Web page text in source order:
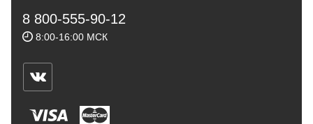
Геннадьевич
ИНН 590300057023 ОГРН 304590319000121
ул.Советская, 25, магазин Басег.
Тел./факс (342) 2101242
8 800-555-90-12
8:00-16:00 МСК